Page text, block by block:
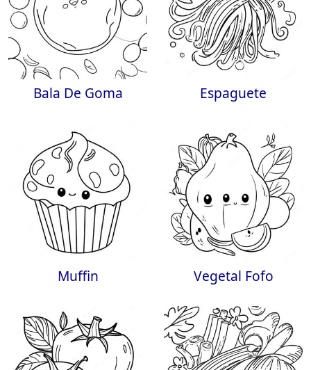
Bala De Goma Espaguete
Muffin Vegetal Fofo